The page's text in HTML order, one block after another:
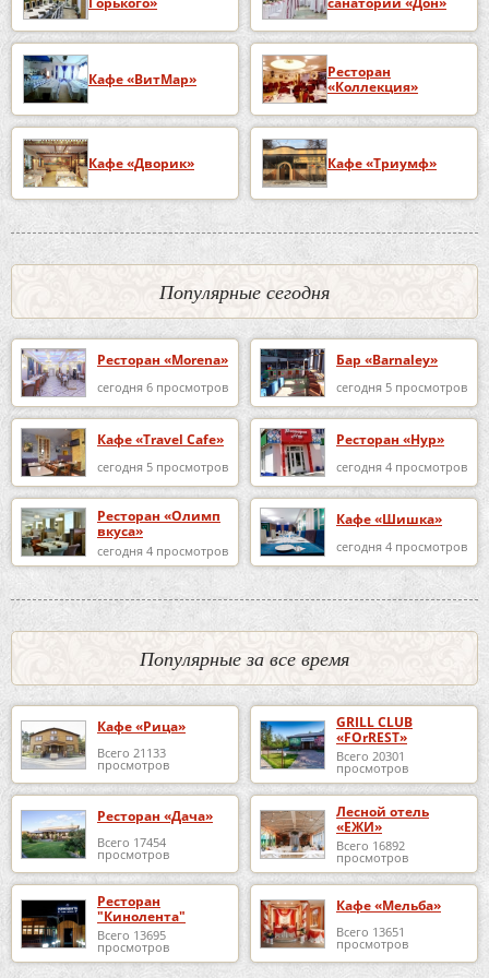
Кафе «ВитМар»
Ресторан
«Коллекция»
Кафе «Дворик» Кафе «Триумф»
Популярные сегодня
Ресторан «Morena»
сегодня 6 просмотров
Бар «Barnaley»
сегодня 5 просмотров
Кафе «Travel Cafe»
сегодня 5 просмотров
Ресторан «Нур»
сегодня 4 просмотров
Ресторан «Олимп
вкуса»
сегодня 4 просмотров
Кафе «Шишка»
сегодня 4 просмотров
Популярные за все время
Кафе «Рица»
Всего 21133
просмотров
GRILL CLUB
«FOrREST»
Всего 20301
просмотров
Ресторан «Дача»
Всего 17454
просмотров
Лесной отель
«ЕЖИ»
Всего 16892
просмотров
Ресторан
"Кинолента"
Всего 13695
просмотров
Кафе «Мельба»
Всего 13651
просмотров